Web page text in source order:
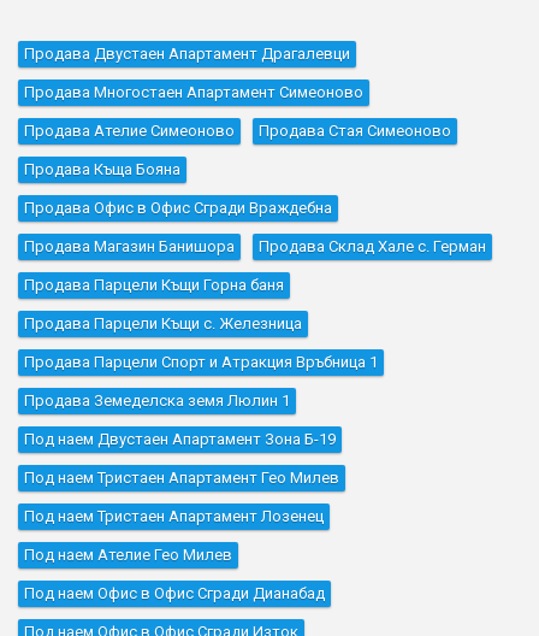
Продава Двустаен Апартамент Драгалевци
Продава Многостаен Апартамент Симеоново
Продава Ателие Симеоново Продава Стая Симеоново
Продава Къщa Бояна
Продава Офис в Офис Сгради Враждебна
Продава Магазин Банишора Продава Склад Хале с. Герман
Продава Парцели Къщи Горна баня
Продава Парцели Къщи с. Железница
Продава Парцели Спорт и Атракция Връбница 1
Продава Земеделска земя Люлин 1
Под наем Двустаен Апартамент Зона Б-19
Под наем Тристаен Апартамент Гео Милев
Под наем Тристаен Апартамент Лозенец
Под наем Ателие Гео Милев
Под наем Офис в Офис Сгради Дианабад
Под наем Офис в Офис Сгради Изток